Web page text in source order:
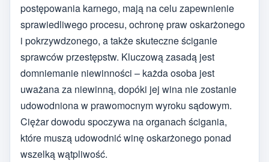
postępowania karnego, mają na celu zapewnienie
sprawiedliwego procesu, ochronę praw oskarżonego
i pokrzywdzonego, a także skuteczne ściganie
sprawców przestępstw. Kluczową zasadą jest
domniemanie niewinności – każda osoba jest
uważana za niewinną, dopóki jej wina nie zostanie
udowodniona w prawomocnym wyroku sądowym.
Ciężar dowodu spoczywa na organach ścigania,
które muszą udowodnić winę oskarżonego ponad
wszelką wątpliwość.